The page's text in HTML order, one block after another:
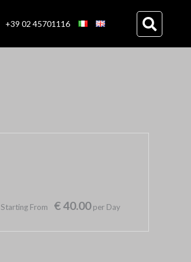
+39 02 45701116
Starting From € 40.00 per Day